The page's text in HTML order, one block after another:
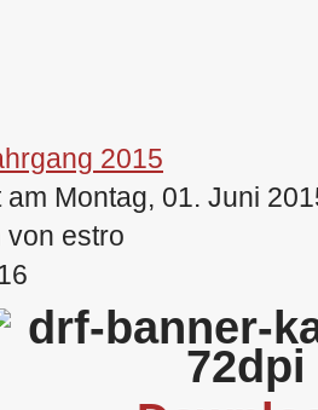
2015
am Montag, 01. Juni
von estro